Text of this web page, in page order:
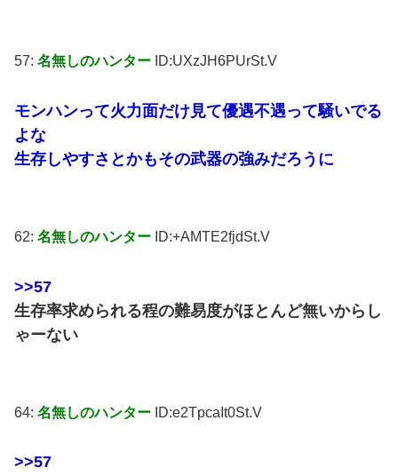
57: 名無しのハンター ID:UXzJH6PUrSt.V
モンハンって火力面だけ見て優遇不遇って騒いでる
よな
生存しやすさとかもその武器の強みだろうに
62: 名無しのハンター ID:+AMTE2fjdSt.V
>>57
生存率求められる程の難易度がほとんど無いからし
ゃーない
64: 名無しのハンター ID:e2TpcaIt0St.V
>>57